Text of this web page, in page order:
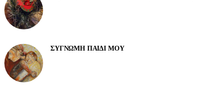
ΣΥΓΝΩΜΗ ΠΑΙΔΙ ΜΟΥ